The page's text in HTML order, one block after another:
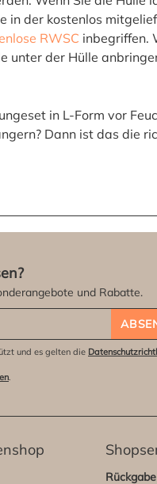
in der kostenlos
RWSC inbegriffen.
unter der Hülle
in L-Form vor
Dann ist das die
und Rabatte.
und es gelten die
.
Rückgabe